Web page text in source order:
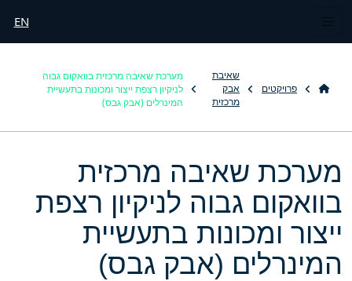
EN
פרויקטים
שאיבת
אבק
מרכזית
מערכת שאיבה מרכזית בוואקום גבוה
לניקיון רצפת ייצור ומכונות בתעשיית
המינרלים (אבק גבס)
מערכת שאיבה מרכזית
בוואקום גבוה לניקיון רצפת
ייצור ומכונות בתעשיית
המינרלים (אבק גבס)